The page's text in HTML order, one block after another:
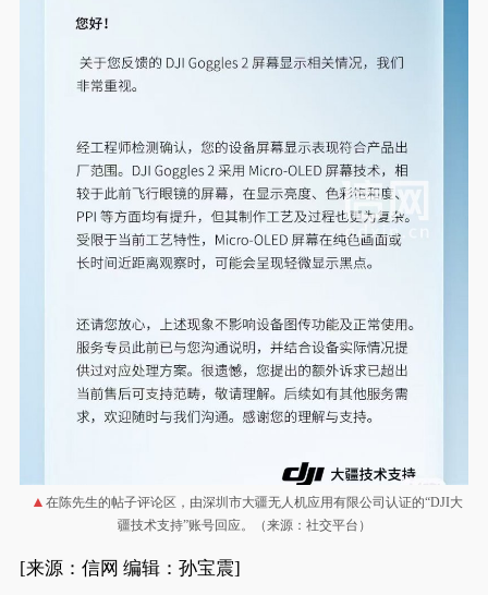
在陈先生的帖子评论区，由深圳市大疆无人机应用有限公司认证的“DJI大
疆技术支持”账号回应。（来源：社交平台）
[来源：信网 编辑：孙宝震]